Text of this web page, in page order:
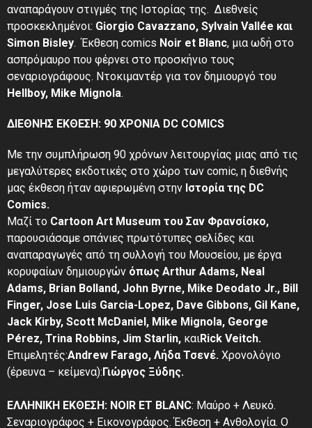
αναπαράγουν στιγμές της Ιστορίας της. Διεθνείς
προσκεκλημένοι: Giorgio Cavazzano, Sylvain Vallée και
Simon Bisley. Έκθεση comics Noir et Blanc, μια ωδή στο
ασπρόμαυρο που φέρνει στο προσκήνιο τους
σεναριογράφους. Ντοκιμαντέρ για τον δημιουργό του
Hellboy, Mike Mignola.
ΔΙΕΘΝΗΣ ΕΚΘΕΣΗ: 90 ΧΡΟΝΙΑ DC COMICS
Με την συμπλήρωση 90 χρόνων λειτουργίας μιας από τις
μεγαλύτερες εκδοτικές στο χώρο των comic, η διεθνής
μας έκθεση ήταν αφιερωμένη στην Ιστορία της DC
Comics.
Μαζί το Cartoon Art Museum του Σαν Φρανσίσκο,
παρουσιάσαμε σπάνιες πρωτότυπες σελίδες και
αναπαραγωγές από τη συλλογή του Μουσείου, με έργα
κορυφαίων δημιουργών όπως Arthur Adams, Neal
Adams, Brian Bolland, John Byrne, Mike Deodato Jr., Bill
Finger, Jose Luis Garcia-Lopez, Dave Gibbons, Gil Kane,
Jack Kirby, Scott McDaniel, Mike Mignola, George
Pérez, Trina Robbins, Jim Starlin, καιRick Veitch.
Επιμελητές:Andrew Farago, Λήδα Τσενέ. Χρονολόγιο
(έρευνα – κείμενα):Γιώργος Ξύδης.
ΕΛΛΗΝΙΚΗ ΕΚΘΕΣΗ: NOIR ET BLANC: Μαύρο + Λευκό.
Σεναριογράφος + Εικονογράφος. Έκθεση + Ανθολογία. Ο